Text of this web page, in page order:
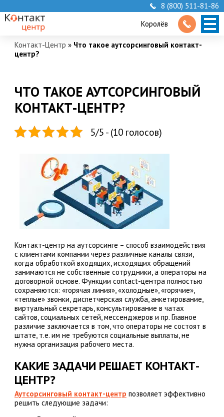
8 (800) 511-81-86
Королёв
Контакт-Центр » Что такое аутсорсинговый контакт-
центр?
ЧТО ТАКОЕ АУТСОРСИНГОВЫЙ
КОНТАКТ-ЦЕНТР?
5/5 - (10 голосов)
Контакт-центр на аутсорсинге – способ взаимодействия
с клиентами компании через различные каналы связи,
когда обработкой входящих, исходящих обращений
занимаются не собственные сотрудники, а операторы на
договорной основе. Функции contact-центра полностью
сохраняются: «горячая линия», «холодные», «горячие»,
«теплые» звонки, диспетчерская служба, анкетирование,
виртуальный секретарь, консультирование в чатах
сайтов, социальных сетей, мессенджеров и пр. Главное
различие заключается в том, что операторы не состоят в
штате, т.е. им не требуются социальные выплаты, не
нужна организация рабочего места.
КАКИЕ ЗАДАЧИ РЕШАЕТ КОНТАКТ-
ЦЕНТР?
Аутсорсинговый контакт-центр позволяет эффективно
решить следующие задачи: